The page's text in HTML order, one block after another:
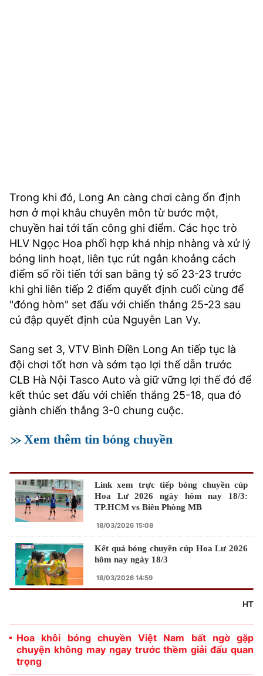
Trong khi đó, Long An càng chơi càng ổn định
hơn ở mọi khâu chuyên môn từ bước một,
chuyền hai tới tấn công ghi điểm. Các học trò
HLV Ngọc Hoa phối hợp khá nhịp nhàng và xử lý
bóng linh hoạt, liên tục rút ngắn khoảng cách
điểm số rồi tiến tới san bằng tỷ số 23-23 trước
khi ghi liên tiếp 2 điểm quyết định cuối cùng để
"đóng hòm" set đấu với chiến thắng 25-23 sau
cú đập quyết định của Nguyễn Lan Vy.
Sang set 3, VTV Bình Điền Long An tiếp tục là
đội chơi tốt hơn và sớm tạo lợi thế dẫn trước
CLB Hà Nội Tasco Auto và giữ vững lợi thế đó để
kết thúc set đấu với chiến thắng 25-18, qua đó
giành chiến thắng 3-0 chung cuộc.
Xem thêm tin bóng chuyền
Link xem trực tiếp bóng chuyền cúp
Hoa Lư 2026 ngày hôm nay 18/3:
TP.HCM vs Biên Phòng MB
18/03/2026 15:08
Kết quả bóng chuyền cúp Hoa Lư 2026
hôm nay ngày 18/3
18/03/2026 14:59
HT
Hoa khôi bóng chuyền Việt Nam bất ngờ gặp
chuyện không may ngay trước thềm giải đấu quan
trọng